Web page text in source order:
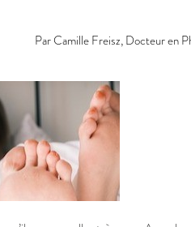
ParCamille Freisz, Docteur en